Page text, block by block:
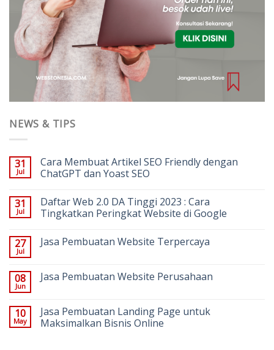
NEWS & TIPS
31
Jul
Cara Membuat Artikel SEO Friendly dengan
ChatGPT dan Yoast SEO
31
Jul
Daftar Web 2.0 DA Tinggi 2023 : Cara
Tingkatkan Peringkat Website di Google
27
Jul
Jasa Pembuatan Website Terpercaya
08
Jun
Jasa Pembuatan Website Perusahaan
10
May
Jasa Pembuatan Landing Page untuk
Maksimalkan Bisnis Online